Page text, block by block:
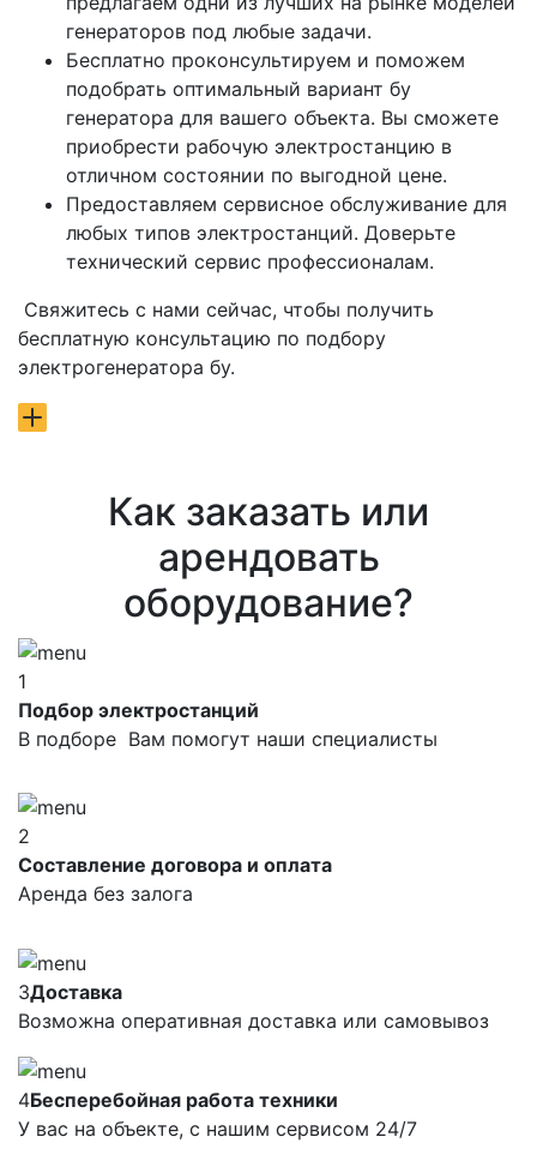
генераторов под любые задачи.
Бесплатно проконсультируем и поможем
подобрать оптимальный вариант бу
генератора для вашего объекта. Вы сможете
приобрести рабочую электростанцию в
отличном состоянии по выгодной цене.
Предоставляем сервисное обслуживание для
любых типов электростанций. Доверьте
технический сервис профессионалам.
Свяжитесь с нами сейчас, чтобы получить
бесплатную консультацию по подбору
электрогенератора бу.
Как заказать или
арендовать
оборудование?
1
Подбор электростанций
В подборе Вам помогут наши специалисты
2
Составление договора и оплата
Аренда без залога
3Доставка
Возможна оперативная доставка или самовывоз
4Бесперебойная работа техники
У вас на объекте, с нашим сервисом 24/7